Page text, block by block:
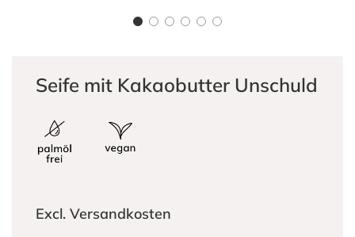
Seife mit Kakaobutter Unschuld
Excl. Versandkosten